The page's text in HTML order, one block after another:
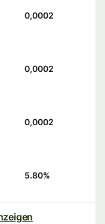
0,0002
0,0002
0,0002
5.80%